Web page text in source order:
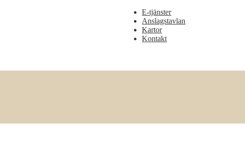
E-tjänster
Anslagstavlan
Kartor
Kontakt